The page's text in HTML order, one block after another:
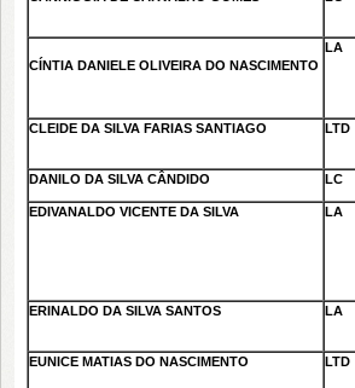
CÍNTIA DANIELE OLIVEIRA DO NASCIMENTO
LA
CLEIDE DA SILVA FARIAS SANTIAGO LTD
DANILO DA SILVA CÂNDIDO LC
EDIVANALDO VICENTE DA SILVA LA
ERINALDO DA SILVA SANTOS LA
EUNICE MATIAS DO NASCIMENTO LTD